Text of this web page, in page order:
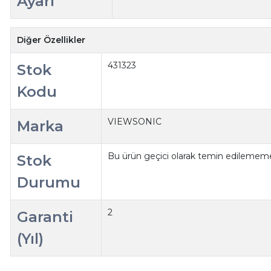
Diğer Özellikler
Stok
Kodu
431323
Marka VIEWSONIC
Stok
Durumu
Bu ürün geçici olarak temin
Garanti
(Yıl)
2